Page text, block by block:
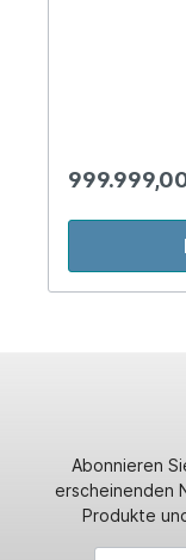
Abonnieren
erscheinenden
Produkte